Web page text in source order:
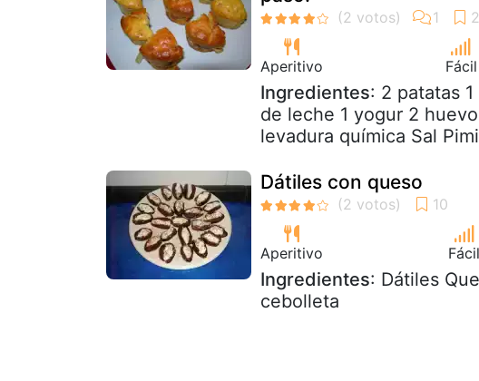
Aperitivo Fácil
Ingredientes: 2 patatas
de leche 1 yogur 2
levadura química Sal
Dátiles con queso
Aperitivo Fácil
Ingredientes: Dátiles
cebolleta